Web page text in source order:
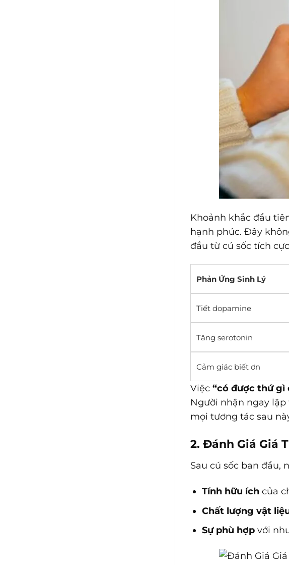
Khoảnh khắc đầu
hạnh phúc. Đây
đầu từ cú sốc tích
Phản Ứng Sinh Lý
Tiết dopamine
Tăng serotonin
Cảm giác biết ơn
Việc “có được thứ gì
Người nhận ngay
mọi tương tác sau
2. Đánh Giá Giá
Sau cú sốc ban đầu,
Tính hữu íchcủa
Chất lượng vật
Sự phù hợpvới